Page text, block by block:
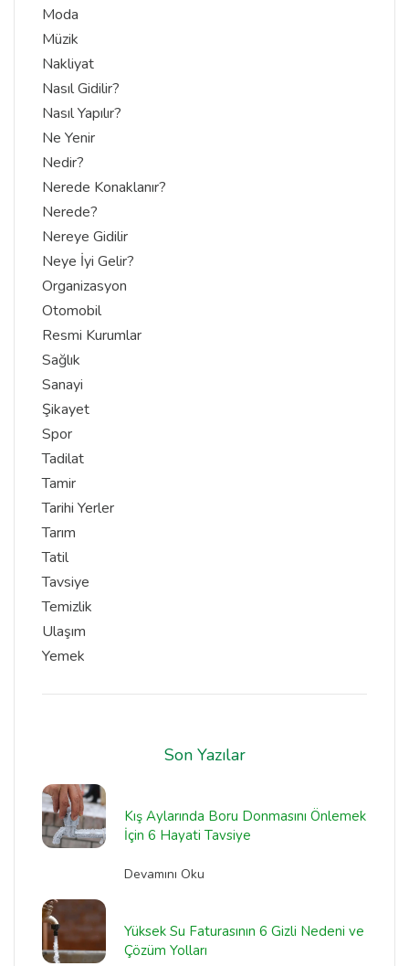
Moda
Müzik
Nakliyat
Nasıl Gidilir?
Nasıl Yapılır?
Ne Yenir
Nedir?
Nerede Konaklanır?
Nerede?
Nereye Gidilir
Neye İyi Gelir?
Organizasyon
Otomobil
Resmi Kurumlar
Sağlık
Sanayi
Şikayet
Spor
Tadilat
Tamir
Tarihi Yerler
Tarım
Tatil
Tavsiye
Temizlik
Ulaşım
Yemek
Son Yazılar
Kış Aylarında Boru Donmasını Önlemek
İçin 6 Hayati Tavsiye
Devamını Oku
Yüksek Su Faturasının 6 Gizli Nedeni ve
Çözüm Yolları